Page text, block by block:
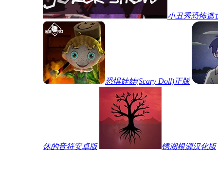
小丑秀恐怖逃
恐惧娃娃(Scary Doll)正版
休的音符安卓版 锈湖根源汉化版